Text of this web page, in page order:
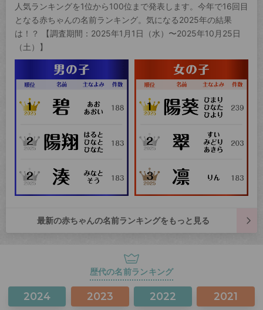
人気ランキングを1位から100位まで発表します。今年で16回目
となる赤ちゃんの名前ランキング。気になる2025年の結果
は！？ 【調査期間：2025年1月1日（水）〜2025年10月25日
（土）】
最新の赤ちゃんの名前ランキングをもっと見る
歴代の名前ランキング
2024 2023 2022 2021